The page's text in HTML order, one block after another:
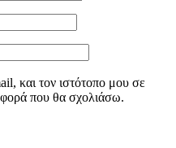
και τον ιστότοπο μου σε
φορά που θα σχολιάσω.